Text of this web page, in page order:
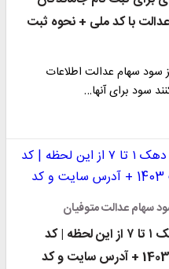
با کد ملی + نحوه ثبت
سود سهام عدالت اطلاعات
سود برای آنها…
سهام عدالت متوفیان
واریز سود سهام عدالت متوفیان دهک ۱ تا ۷ از این لحظه | کد